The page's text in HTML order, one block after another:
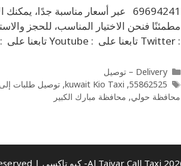
69694241 عبر أسعار مناسبة
: Twitter تابعنا على : Youtube تابعنا على : Instagram تابعنا على : Tumblr
Delivery – توصيل
55862525
,
kuwait Kio Taxi
, توصيل طلبات
محافظة حولي, محافظة مبارك الكبير